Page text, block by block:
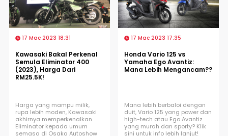
17 Mac 2023 18:31
Kawasaki Bakal Perkenal
Semula Eliminator 400
(2023), Harga Dari
RM25.5K!
Harga yang mampu milik,
rupa lebih moden, Kawasaki
akhirnya memperkenalkan
Eliminator kepada umum
semasa di Osaka Autoshow
17 Mac 2023 17:35
Honda Vario 125 vs
Yamaha Ego Avantiz:
Mana Lebih Mengancam??
Mana lebih berbaloi dengan
duit, Vario 125 yang power dan
high-tech atau Ego Avantiz
yang murah dan sporty? Klik
sini untuk info lebih lanjut!